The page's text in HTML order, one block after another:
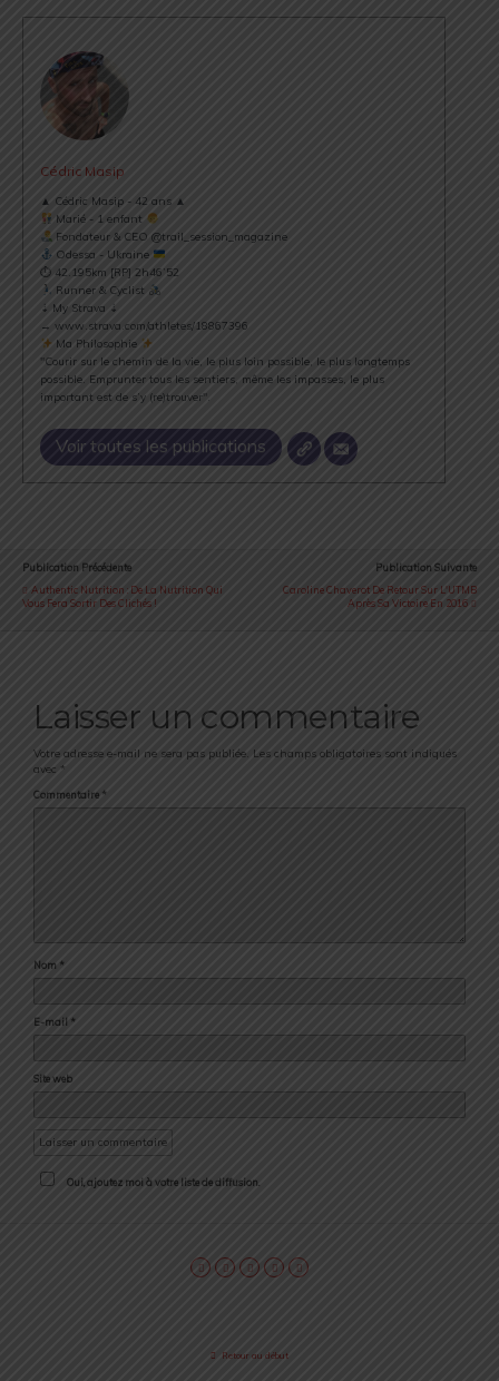
Cédric Masip
▲ Cédric Masip - 42 ans ▲
Marié - 1 enfant
Fondateur & CEO @trail_session_magazine
Odessa - Ukraine
⏱ 42.195km [RP] 2h46’52
Runner & Cyclist
⇣ My Strava ⇣
→ www.strava.com/athletes/18867396
Ma Philosophie
"Courir sur le chemin de la vie, le plus loin possible, le plus longtemps
possible. Emprunter tous les sentiers, même les impasses, le plus
important est de s’y (re)trouver".
Voir toutes les publications
Publication Précédente
Authentic Nutrition : De La Nutrition Qui
Vous Fera Sortir Des Clichés !
Publication Suivante
Caroline Chaverot De Retour Sur L'UTMB
Après Sa Victoire En 2016
Laisser un commentaire
Votre adresse e-mail ne sera pas publiée. Les champs obligatoires sont indiqués
avec *
Commentaire *
Nom *
E-mail *
Site web
Oui, ajoutez moi à votre liste de diffusion.
Retour au début